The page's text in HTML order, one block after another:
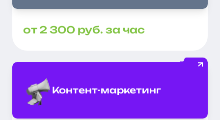
от 2 300 руб. за час
Контент-маркетинг